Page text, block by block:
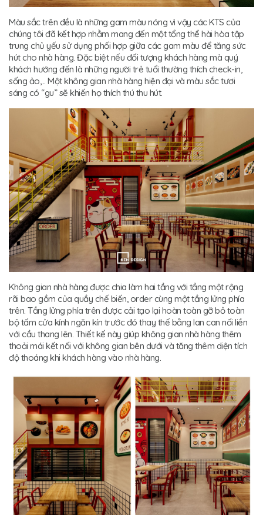
Màu sắc trên đều là những gam màu nóng vì vậy các KTS của
chúng tôi đã kết hợp nhằm mang đến một tổng thể hài hòa tập
trung chủ yếu sử dụng phối hợp giữa các gam màu để tăng sức
hút cho nhà hàng. Đặc biệt nếu đối tượng khách hàng mà quý
khách hướng đến là những người trẻ tuổi thường thích check-in,
sống ảo,... Một không gian nhà hàng hiện đại và màu sắc tươi
sáng có “gu” sẽ khiến họ thích thú thu hút.
Không gian nhà hàng được chia làm hai tầng với tầng một rộng
rãi bao gồm của quầy chế biến, order cùng một tầng lửng phía
trên. Tầng lửng phía trên được cải tạo lại hoàn toàn gỡ bỏ toàn
bộ tấm cửa kính ngăn kín trước đó thay thế bằng lan can nối liền
với cầu thang lên. Thiết kế này giúp không gian nhà hàng thêm
thoải mái kết nối với không gian bên dưới và tăng thêm diện tích
độ thoáng khi khách hàng vào nhà hàng.